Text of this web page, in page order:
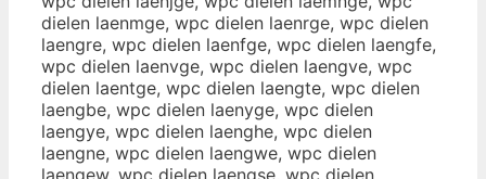
dielen laenmge, wpc dielen laenrge, wpc dielen
laengre, wpc dielen laenfge, wpc dielen laengfe,
wpc dielen laenvge, wpc dielen laengve, wpc
dielen laentge, wpc dielen laengte, wpc dielen
laengbe, wpc dielen laenyge, wpc dielen
laengye, wpc dielen laenghe, wpc dielen
laengne, wpc dielen laengwe, wpc dielen
laengew, wpc dielen laengse, wpc dielen